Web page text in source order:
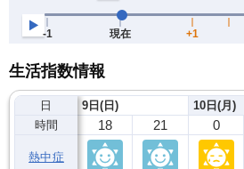
生活指数情報
日
時間
熱中症
9日(日)
18 21
10日(月)
0